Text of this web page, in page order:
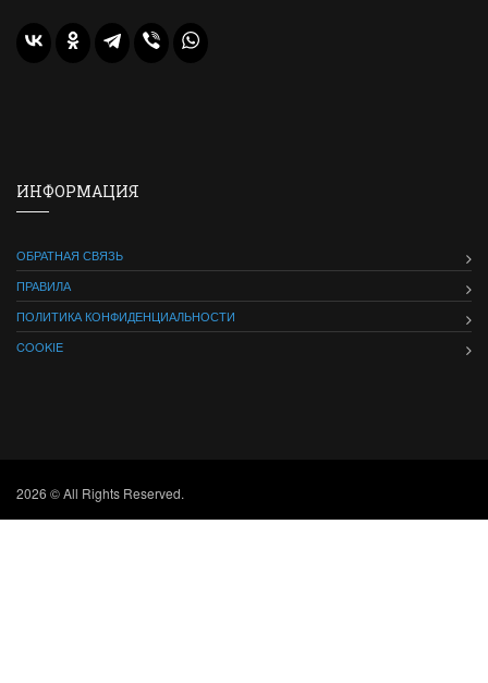
ИНФОРМАЦИЯ
ОБРАТНАЯ СВЯЗЬ
ПРАВИЛА
ПОЛИТИКА КОНФИДЕНЦИАЛЬНОСТИ
COOKIE
2026 © All Rights Reserved.